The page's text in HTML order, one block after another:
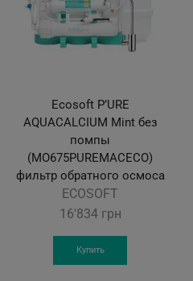
Ecosoft P’URE
AQUACALCIUM Mint без
помпы
(MO675PUREMACECO)
фильтр обратного осмоса
ECOSOFT
16'834 грн
Купить